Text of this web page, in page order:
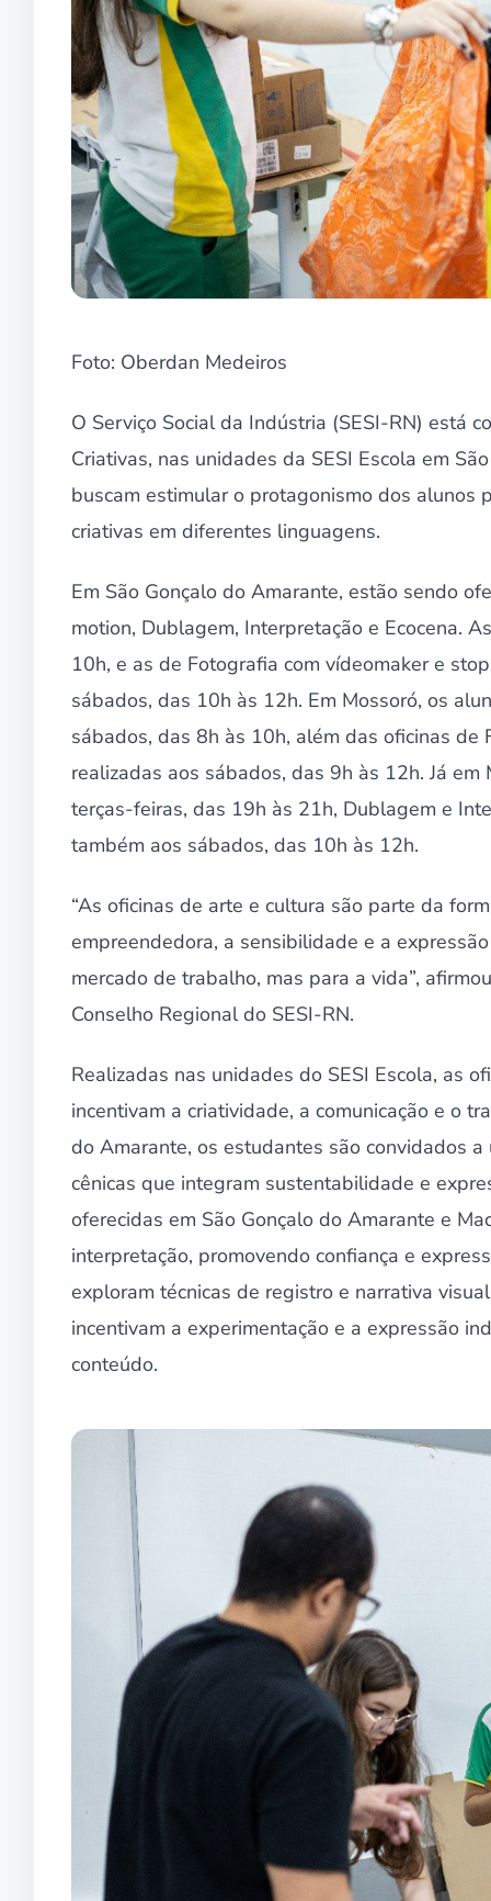
Foto: Oberdan Medeiros
O Serviço Social da Indústria (SESI-RN) está
Criativas, nas unidades da SESI Escola em
buscam estimular o protagonismo dos alunos
criativas em diferentes linguagens.
Em São Gonçalo do Amarante, estão sendo
motion, Dublagem, Interpretação e Ecocena.
10h, e as de Fotografia com vídeomaker e
sábados, das 10h às 12h. Em Mossoró, os
sábados, das 8h às 10h, além das oficinas de
realizadas aos sábados, das 9h às 12h. Já
terças-feiras, das 19h às 21h, Dublagem e
também aos sábados, das 10h às 12h.
“As oficinas de arte e cultura são parte da
empreendedora, a sensibilidade e a
mercado de trabalho, mas para a vida”,
Conselho Regional do SESI-RN.
Realizadas nas unidades do SESI Escola, as
incentivam a criatividade, a comunicação e o
do Amarante, os estudantes são convidados
cênicas que integram sustentabilidade e
oferecidas em São Gonçalo do Amarante e
interpretação, promovendo confiança e
exploram técnicas de registro e narrativa
incentivam a experimentação e a expressão
conteúdo.